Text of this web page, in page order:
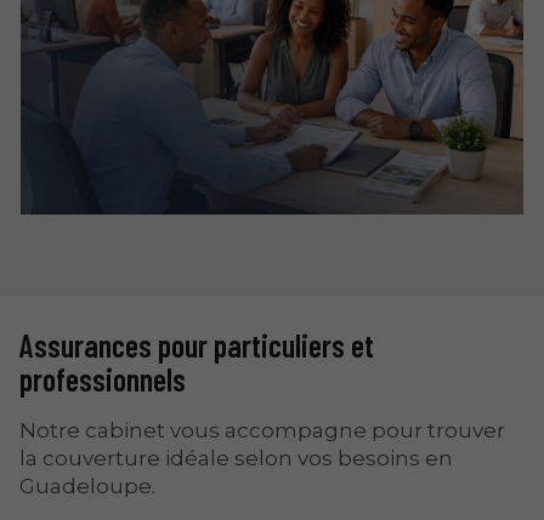
Assurances pour particuliers et
professionnels
Notre cabinet vous accompagne pour trouver
la couverture idéale selon vos besoins en
Guadeloupe.